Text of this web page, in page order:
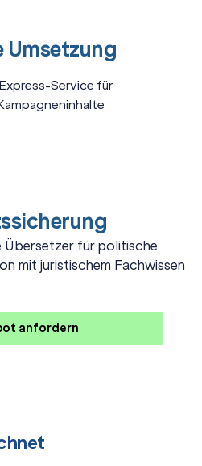
Umsetzung
Service für
Übersetzer für politische
mit juristischem Fachwissen
anfordern